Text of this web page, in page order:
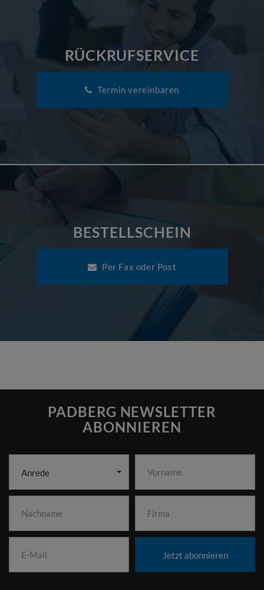
RÜCKRUFSERVICE
Termin vereinbaren
BESTELLSCHEIN
Per Fax oder Post
PADBERG NEWSLETTER
ABONNIEREN
Anrede
Jetzt abonnieren